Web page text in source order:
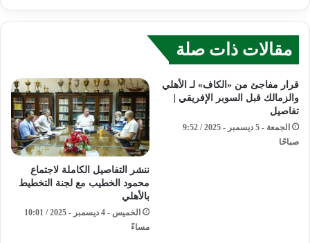
مقالات ذات صلة
قرار مفاجئ من «الكاف» لـ الأهلي
والزمالك قبل السوبر الإفريقي |
تفاصيل
الجمعة - 5 ديسمبر - 2025 / 9:52
صباحًا
ننشر التفاصيل الكاملة لاجتماع
محمود الخطيب مع لجنة التخطيط
بالأهلي
الخميس - 4 ديسمبر - 2025 / 10:01
مساءً